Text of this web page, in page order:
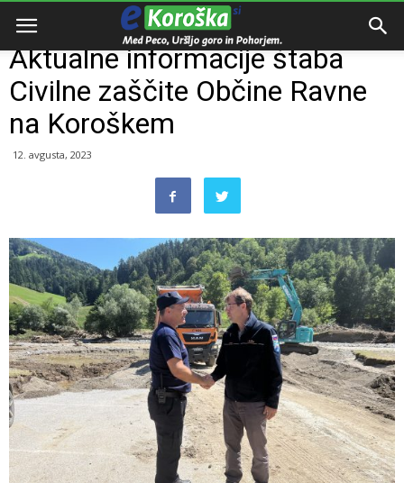
Domov
Aktualne informacije štaba
Civilne zaščite Občine Ravne
na Koroškem
12. avgusta, 2023